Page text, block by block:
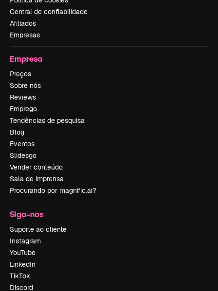
Central de confiabilidade
Afiliados
Empresas
Empresa
Preços
Sobre nós
Reviews
Emprego
Tendências de pesquisa
Blog
Eventos
Slidesgo
Vender conteúdo
Sala de imprensa
Procurando por magnific.ai?
Siga-nos
Suporte ao cliente
Instagram
YouTube
LinkedIn
TikTok
Discord